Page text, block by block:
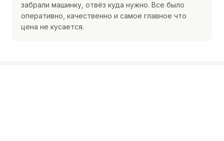
забрали машинку, отвёз куда нужно. Все было
оперативно, качественно и самое главное что
цена не кусается.